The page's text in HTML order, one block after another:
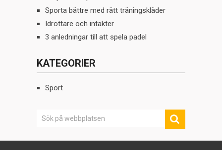
Sporta bättre med rätt träningskläder
Idrottare och intäkter
3 anledningar till att spela padel
KATEGORIER
Sport